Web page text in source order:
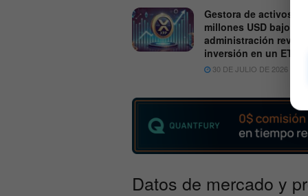
Gestora de activos
millones USD bajo
administración revela
inversión en un ETF
30 DE JULIO DE 2026
Datos de mercado y